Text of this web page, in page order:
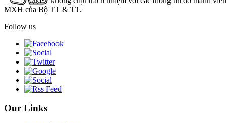
MXH của Bộ TT & TT.
Follow us
Our Links